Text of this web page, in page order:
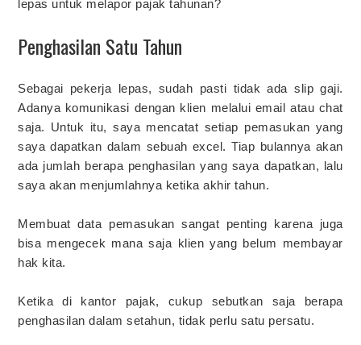
lepas untuk melapor pajak tahunan?
Penghasilan Satu Tahun
Sebagai pekerja lepas, sudah pasti tidak ada slip gaji.
Adanya komunikasi dengan klien melalui email atau chat
saja. Untuk itu, saya mencatat setiap pemasukan yang
saya dapatkan dalam sebuah excel. Tiap bulannya akan
ada jumlah berapa penghasilan yang saya dapatkan, lalu
saya akan menjumlahnya ketika akhir tahun.
Membuat data pemasukan sangat penting karena juga
bisa mengecek mana saja klien yang belum membayar
hak kita.
Ketika di kantor pajak, cukup sebutkan saja berapa
penghasilan dalam setahun, tidak perlu satu persatu.